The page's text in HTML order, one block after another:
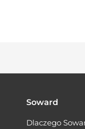
Soward
Dlaczego